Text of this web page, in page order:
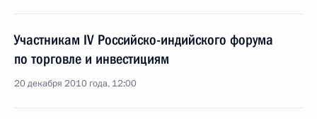
Участникам IV Российско-индийского форума
по торговле и инвестициям
20 декабря 2010 года, 12:00